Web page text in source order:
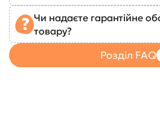
Чи надаєте гарантійне
товару?
Розділ FAQ